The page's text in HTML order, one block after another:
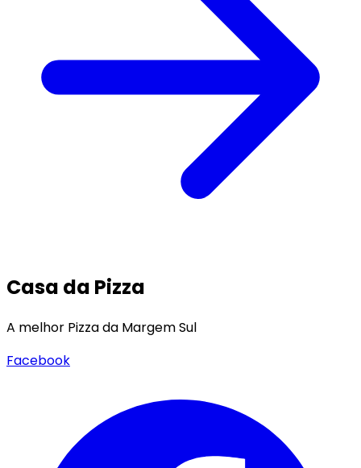
Casa da Pizza
A melhor Pizza da Margem Sul
Facebook